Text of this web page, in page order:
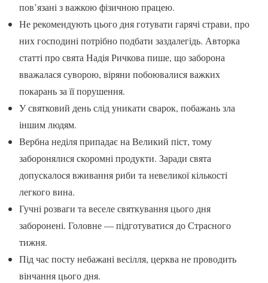
пов’язані з важкою фізичною працею.
Не рекомендують цього дня готувати гарячі страви, про
них господині потрібно подбати заздалегідь. Авторка
статті про свята Надія Ричкова пише, що заборона
вважалася суворою, віряни побоювалися важких
покарань за її порушення.
У святковий день слід уникати сварок, побажань зла
іншим людям.
Вербна неділя припадає на Великий піст, тому
заборонялися скоромні продукти. Заради свята
допускалося вживання риби та невеликої кількості
легкого вина.
Гучні розваги та веселе святкування цього дня
заборонені. Головне — підготуватися до Страсного
тижня.
Під час посту небажані весілля, церква не проводить
вінчання цього дня.